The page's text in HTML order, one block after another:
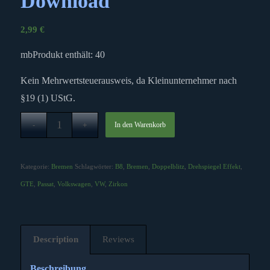
2,99 €
Produkt enthält: 40
mb
Kein Mehrwertsteuerausweis, da Kleinunternehmer nach
§19 (1) UStG.
In den Warenkorb
Kategorie: Bremen Schlagwörter: B8 Bremen Doppelblitz Drehspiegel Effekt,
GTE Passat, Volkswagen VW, Zirkon
Description Reviews